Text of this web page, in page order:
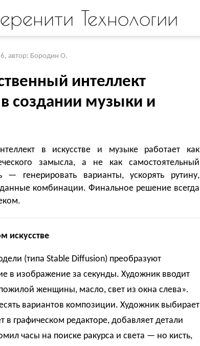
Технологии
, автор: Бородин О.
интеллект
создании музыки и
в искусстве и музыке работает как
замысла, а не как самостоятельный
— генерировать варианты, ускорять рутину,
комбинации. Финальное решение всегда
искусстве
(типа Stable Diffusion) преобразуют
в изображение за секунды. Художник вводит
женщины, масло, свет из окна слева».
вариантов композиции. Художник выбирает
в графическом редакторе, добавляет детали
часы на поиске ракурса и света — но кисть,